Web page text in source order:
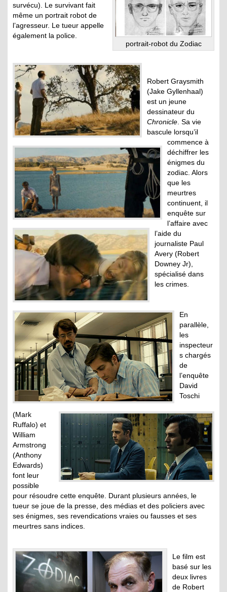
portrait-robot du Zodiac
survécu). Le survivant fait
même un portrait robot de
l’agresseur. Le tueur appelle
également la police.
Robert Graysmith
(Jake Gyllenhaal)
est un jeune
dessinateur du
Chronicle . Sa vie
bascule lorsqu’il
commence à
déchiffrer les
énigmes du
zodiac. Alors
que les
meurtres
continuent, il
enquête sur
l’affaire avec
l’aide du
journaliste Paul
Avery (Robert
Downey Jr),
spécialisé dans
les crimes.
En
parallèle,
les
inspecteur
s chargés
de
l’enquête
David
Toschi
(Mark
Ruffalo) et
William
Armstrong
(Anthony
Edwards)
font leur
possible
pour résoudre cette enquête. Durant plusieurs années, le
tueur se joue de la presse, des médias et des policiers avec
ses énigmes, ses revendications vraies ou fausses et ses
meurtres sans indices.
Le film est
basé sur les
deux livres
de Robert